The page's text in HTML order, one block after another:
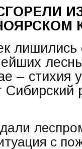
лишились
– стихия
с